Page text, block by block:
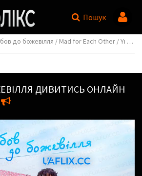
Пошук
до божевілля / Mad for Each Other / Yi Guyeokui Michin X
ДИВИТИСЬ ОНЛАЙН